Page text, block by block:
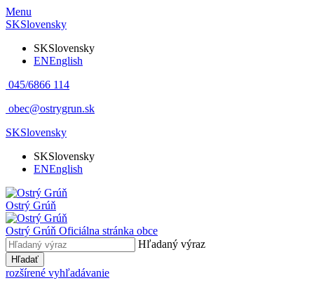
Menu
SKSlovensky
SKSlovensky
ENEnglish
045/6866 114
obec@ostrygrun.sk
SKSlovensky
SKSlovensky
ENEnglish
Ostrý Grúň
Ostrý Grúň Oficiálna stránka obce
Hľadaný výraz
Hľadať
rozšírené vyhľadávanie